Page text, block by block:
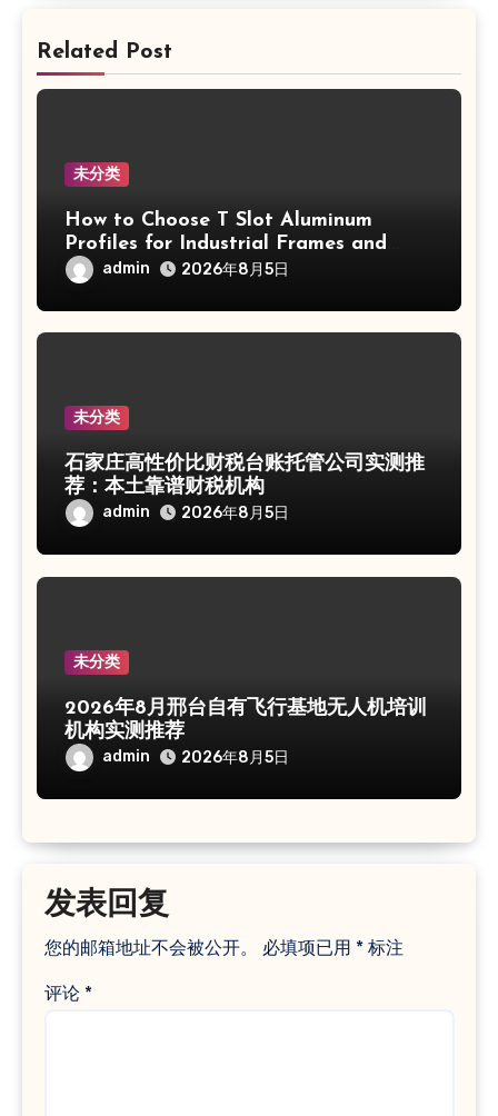
Related Post
未分类
How to Choose T Slot Aluminum
Profiles for Industrial Frames and
Solar Projects
admin 2026年8月5日
未分类
石家庄高性价比财税台账托管公司实测推
荐：本土靠谱财税机构
admin 2026年8月5日
未分类
2026年8月邢台自有飞行基地无人机培训
机构实测推荐
admin 2026年8月5日
发表回复
您的邮箱地址不会被公开。 必填项已用 *标注
评论 *